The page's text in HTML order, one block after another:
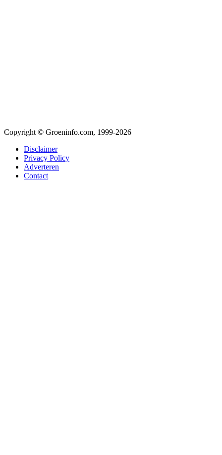
Copyright © Groeninfo.com, 1999-2026
Disclaimer
Privacy Policy
Adverteren
Contact